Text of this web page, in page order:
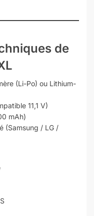
de
(Li-Po) ou Lithium-
11,1 V)
mAh)
(Samsung / LG /